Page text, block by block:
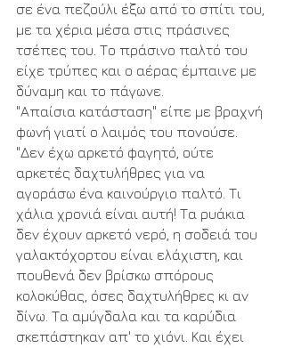
σε ένα πεζούλι έξω από το σπίτι του,
με τα χέρια μέσα στις πράσινες
τσέπες του. Το πράσινο παλτό του
είχε τρύπες και ο αέρας έμπαινε με
δύναμη και το πάγωνε.
"Απαίσια κατάσταση" είπε με βραχνή
φωνή γιατί ο λαιμός του πονούσε.
"Δεν έχω αρκετό φαγητό, ούτε
αρκετές δαχτυλήθρες για να
αγοράσω ένα καινούργιο παλτό. Τι
χάλια χρονιά είναι αυτή! Τα ρυάκια
δεν έχουν αρκετό νερό, η σοδειά του
γαλακτόχορτου είναι ελάχιστη, και
πουθενά δεν βρίσκω σπόρους
κολοκύθας, όσες δαχτυλήθρες κι αν
δίνω. Τα αμύγδαλα και τα καρύδια
σκεπάστηκαν απ' το χιόνι. Και έχει